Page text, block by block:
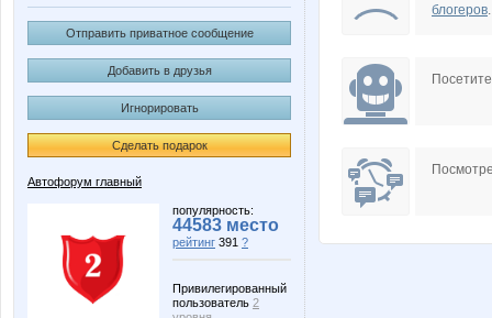
Отправить приватное сообщение
Добавить в друзья
Игнорировать
Сделать подарок
Автофорум главный
популярность:
44583 место
рейтинг 391 ?
Привилегированный
пользователь 2
блогеров.